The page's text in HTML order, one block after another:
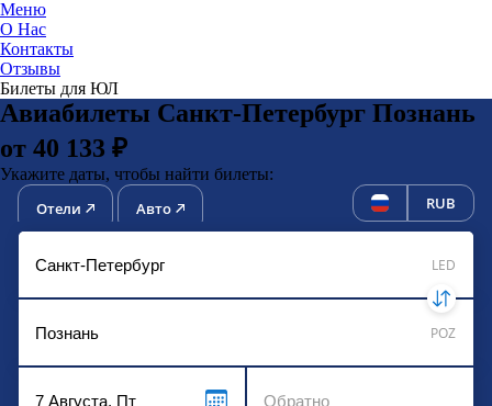
Меню
О Нас
Контакты
Отзывы
Билеты для ЮЛ
Авиабилеты Санкт-Петербург Познань
от 40 133 ₽
Укажите даты, чтобы найти билеты:
Отели Авто RUB
LED
POZ